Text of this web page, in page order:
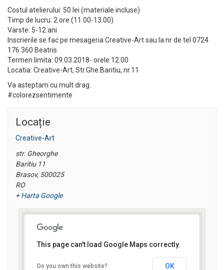
Costul atelierului: 50 lei (materiale incluse)
Timp de lucru: 2 ore (11.00-13.00)
Varste: 5-12 ani
Inscrierile se fac pe mesageria Creative-Art sau la nr de tel 0724
176 360 Beatris
Termen limita: 09.03.2018- orele 12.00
Locatia: Creative-Art, Str.Ghe.Baritiu, nr.11
Va asteptam cu mult drag.
#colorezsentimente
Locație
Creative-Art
str. Gheorghe
Baritiu 11
Brasov, 500025
RO
+ Harta Google
This page can't load Google Maps correctly.
Do you own this website? OK